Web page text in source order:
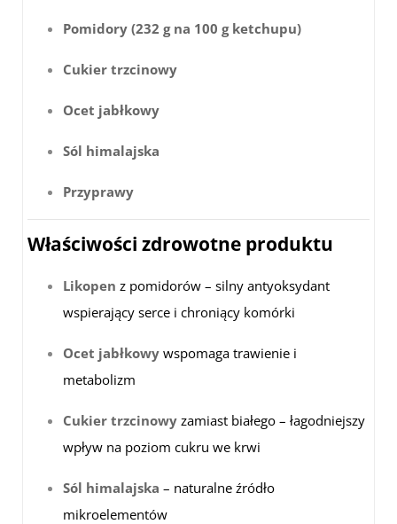
Pomidory (232 g na 100 g ketchupu)
Cukier trzcinowy
Ocet jabłkowy
Sól himalajska
Przyprawy
Właściwości zdrowotne produktu
Likopen z pomidorów – silny antyoksydant
wspierający serce i chroniący komórki
Ocet jabłkowy wspomaga trawienie i
metabolizm
Cukier trzcinowy zamiast białego – łagodniejszy
wpływ na poziom cukru we krwi
Sól himalajska – naturalne źródło
mikroelementów